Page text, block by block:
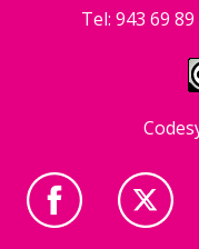
Tel: 943 69 89